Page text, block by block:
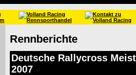
Rennberichte
Deutsche Rallycross
2007